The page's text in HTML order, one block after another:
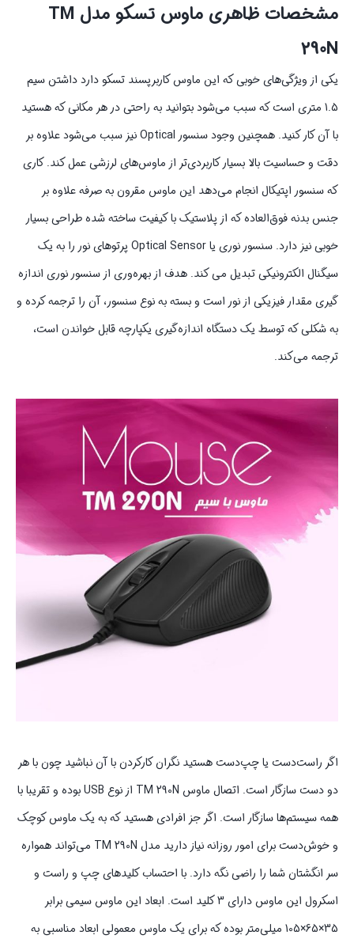
مشخصات ظاهری ماوس تسکو مدل TM
290N
یکی از ویژگی‌های خوبی که این ماوس کاربرپسند تسکو دارد داشتن سیم
1.5 متری است که سبب می‌شود بتوانید به راحتی در هر مکانی که هستید
با آن کار کنید. همچنین وجود سنسور Optical نیز سبب می‌شود علاوه بر
دقت و حساسیت بالا بسیار کاربردی‌تر از ماوس‌های لرزشی عمل کند. کاری
که سنسور اپتیکال انجام می‌دهد این ماوس مقرون به صرفه علاوه بر
جنس بدنه فوق‌العاده که از پلاستیک با کیفیت ساخته شده طراحی بسیار
خوبی نیز دارد. سنسور نوری یا Optical Sensor پرتوهای نور را به یک
سیگنال الکترونیکی تبدیل می کند. هدف از بهره‌وری از سنسور نوری اندازه
گیری مقدار فیزیکی از نور است و بسته به نوع سنسور، آن را ترجمه کرده و
به شکلی که توسط یک دستگاه اندازه‌گیری یکپارچه قابل خواندن است،
ترجمه می‌کند.
اگر راست‌دست یا چپ‌دست هستید نگران کارکردن با آن نباشید چون با هر
دو دست سازگار است. اتصال ماوس TM 290N از نوع USB بوده و تقریبا با
همه سیستم‌ها سازگار است. اگر جز افرادی هستید که به یک ماوس کوچک
و خوش‌دست برای امور روزانه نیاز دارید مدل TM 290N می‌تواند همواره
سر انگشتان شما را راضی نگه دارد. با احتساب کلیدهای چپ و راست و
اسکرول این ماوس دارای 3 کلید است. ابعاد این ماوس سیمی برابر
35×65×105 میلی‌متر بوده که برای یک ماوس معمولی ابعاد مناسبی به